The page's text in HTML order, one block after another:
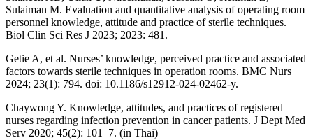
Sulaiman M. Evaluation and quantitative analysis of operating room
personnel knowledge, attitude and practice of sterile techniques.
Biol Clin Sci Res J 2023; 2023: 481.
Getie A, et al. Nurses’ knowledge, perceived practice and associated
factors towards sterile techniques in operation rooms. BMC Nurs
2024; 23(1): 794. doi: 10.1186/s12912-024-02462-y.
Chaywong Y. Knowledge, attitudes, and practices of registered
nurses regarding infection prevention in cancer patients. J Dept Med
Serv 2020; 45(2): 101–7. (in Thai)